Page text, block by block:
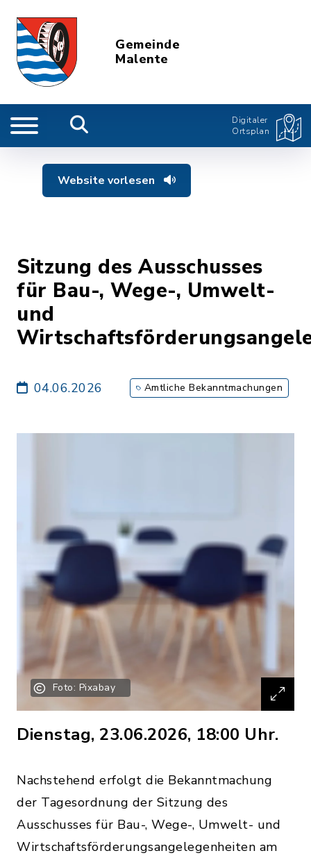
Gemeinde
Malente
Digitaler
Ortsplan
Website vorlesen
Sitzung des Ausschusses
für Bau-, Wege-, Umwelt-
und
04.06.2026 Amtliche Bekanntmachungen
Foto: Pixabay
Dienstag, 23.06.2026, 18:00 Uhr.
Nachstehend erfolgt die Bekanntmachung
der Tagesordnung der Sitzung des
Ausschusses für Bau-, Wege-, Umwelt- und
Wirtschaftsförderungsangelegenheiten am